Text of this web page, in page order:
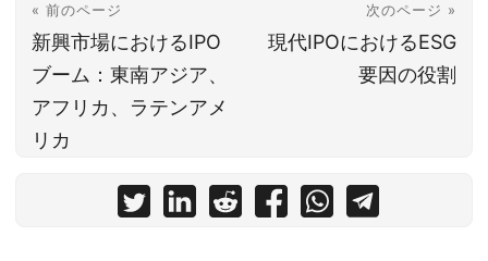
« 前のページ
新興市場におけるIPO
ブーム：東南アジア、
アフリカ、ラテンアメ
リカ
次のページ »
現代IPOにおけるESG
要因の役割